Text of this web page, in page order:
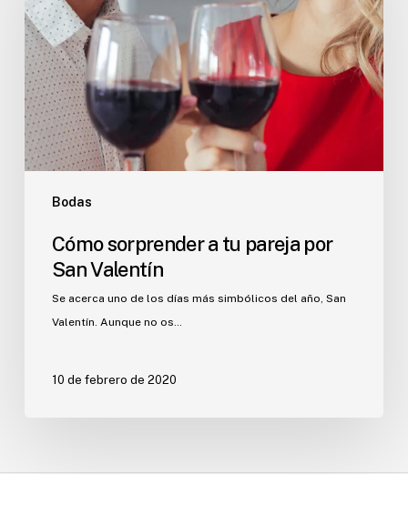
Bodas
tu
pareja
por
San
Valentín
Cómo sorprender a tu pareja por
San Valentín
Se acerca uno de los días más simbólicos del año, San
Valentín. Aunque no os…
10 de febrero de 2020